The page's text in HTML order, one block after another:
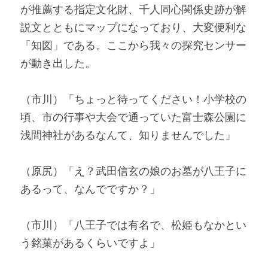
が推薦する指定文化財、千人同心関係史跡が解
説文とともにマップになっており、大変便利な
「知図」である。ここから我々の探究センサー
が動き出した。
（市川）「ちょっと待ってください！小学校の
頃、市の行事や大会で通っていた富士森公園に
浅間神社があるなんて、知りませんでした」
（原尻）「え？武田信玄の娘のお墓が八王子に
あるって、なんでですか？」
（市川）「八王子では有名で、松姫もなかとい
う銘菓があるくらいですよ」